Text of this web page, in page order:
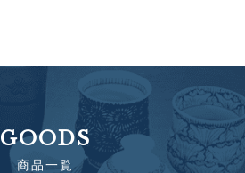
GOODS
商品一覧